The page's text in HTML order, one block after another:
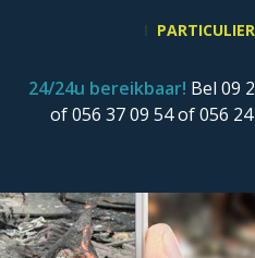
24/24u bereikbaar! Bel 09
of 056 37 09 54 of 056